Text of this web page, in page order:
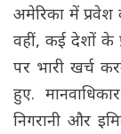
अमेरिका में
वहीं, कई देशों के
पर भारी खर्च
हुए.
निगरानी और